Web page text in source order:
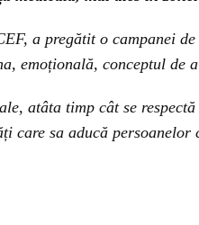
a pregătit o campanei
emoțională, conceptul de
atâta timp cât se
care sa aducă persoanelor